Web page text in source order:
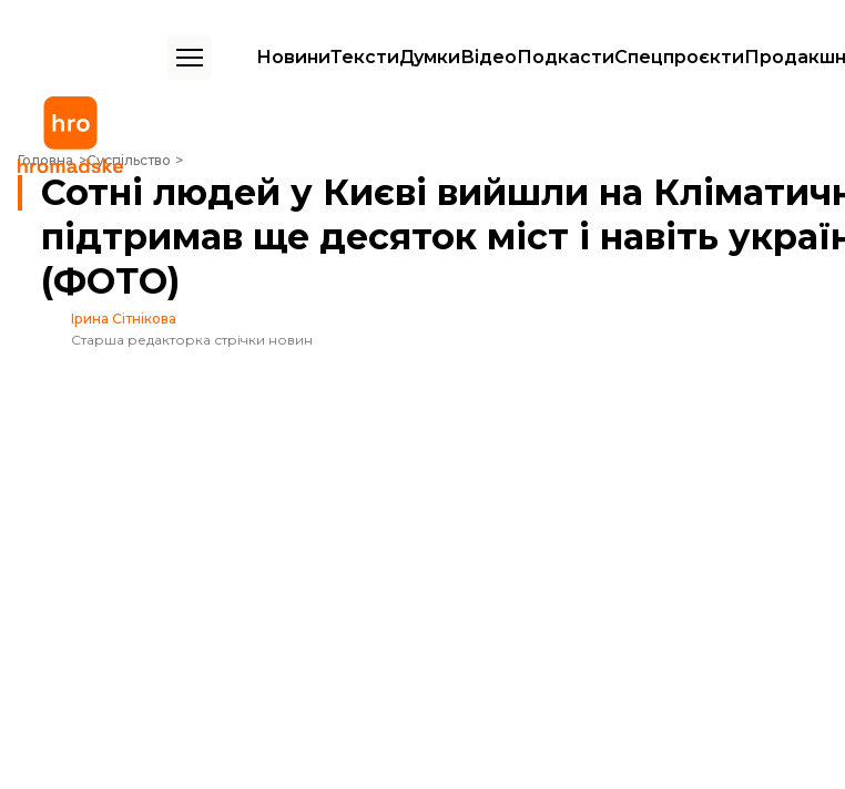
НовиниТекстиДумкиВідеоПодкастиСпецпроєктиПродакшн
Головна Суспільство
Сотні людей у Києві вийшли на Кліматичний марш. Акцію підтримав ще десяток міст і навіть українські полярники
Сотні людей у Києві вийшли на
підтримав ще десяток міст і навіть
(ФОТО)
Ірина Сітнікова
Старша редакторка стрічки новин